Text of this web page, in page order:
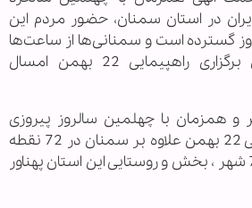
در استان سمنان، حضور مردم این
گسترده است و سمنانی‌ها از ساعت‌ها
قبل خود را به محل برگزاری راهپیمایی 22 بهمن امسال
و همزمان با چهلمین سالروز پیروزی
انقلاب اسلامی راهپیمایی 22 بهمن علاوه بر سمنان در 72 نقطه
استان سمنان شامل 72 شهر ، بخش و روستایی این استان پهناور